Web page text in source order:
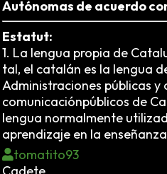
Autónomas de acuerdo
Estatut:
1. La lengua propia de
tal, el catalán es la lengua
Administraciones públicas y
comunicaciónpúblicos de
lengua normalmente
aprendizaje en la
tomatito93